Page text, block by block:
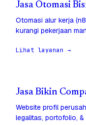
Jasa Otomasi
Otomasi alur kerja
kurangi pekerjaan
Lihat layanan →
Jasa Bikin
Website profil
legalitas, portofolio, &